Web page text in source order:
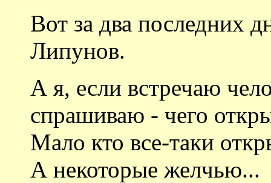
Вот за два последних
Липунов.
А я, если встречаю
спрашиваю - чего
Мало кто все-таки
А некоторые желчью...